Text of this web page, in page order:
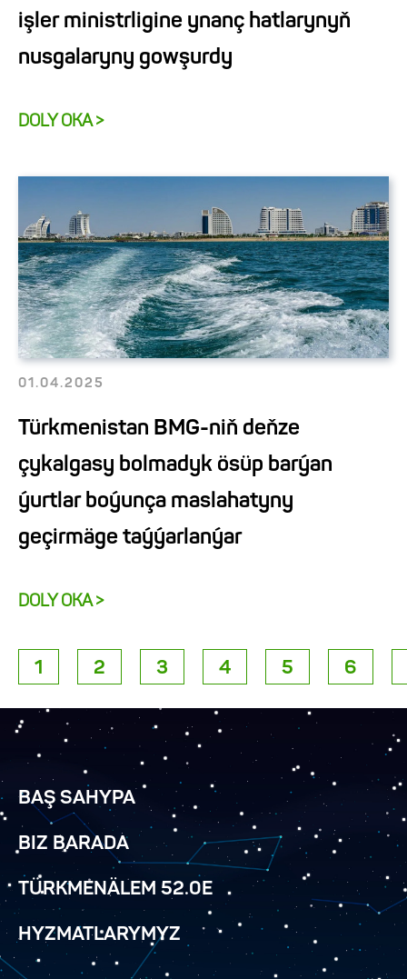
işler ministrligine ynanç hatlarynyň
nusgalaryny gowşurdy
DOLY OKA >
01.04.2025
Türkmenistan BMG-niň deňze
çykalgasy bolmadyk ösüp barýan
ýurtlar boýunça maslahatyny
geçirmäge taýýarlanýar
DOLY OKA >
1 2 3 4 5 6
BAŞ SAHYPA
BIZ BARADA
TÜRKMENÄLEM 52.0E
HYZMATLARYMYZ